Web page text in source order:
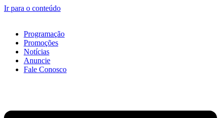
Ir para o conteúdo
Programação
Promoções
Notícias
Anuncie
Fale Conosco